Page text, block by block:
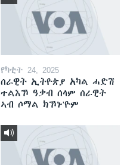
የካቲት 24, 2025
ሰራዊት ኢትዮጵያ አካል ሓድሽ
ተልእኾ ዓቃብ ሰላም ሰራዊት
ኣብ ሶማል ክኾኑ'ዮም